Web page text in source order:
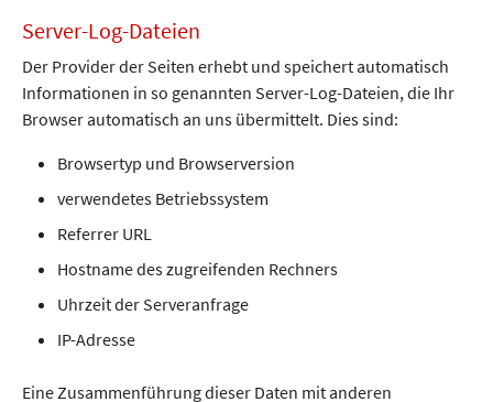
Server-Log-Dateien
Der Provider der Seiten erhebt und speichert automatisch
Informationen in so genannten Server-Log-Dateien, die Ihr
Browser automatisch an uns übermittelt. Dies sind:
Browsertyp und Browserversion
verwendetes Betriebssystem
Referrer URL
Hostname des zugreifenden Rechners
Uhrzeit der Serveranfrage
IP-Adresse
Eine Zusammenführung dieser Daten mit anderen